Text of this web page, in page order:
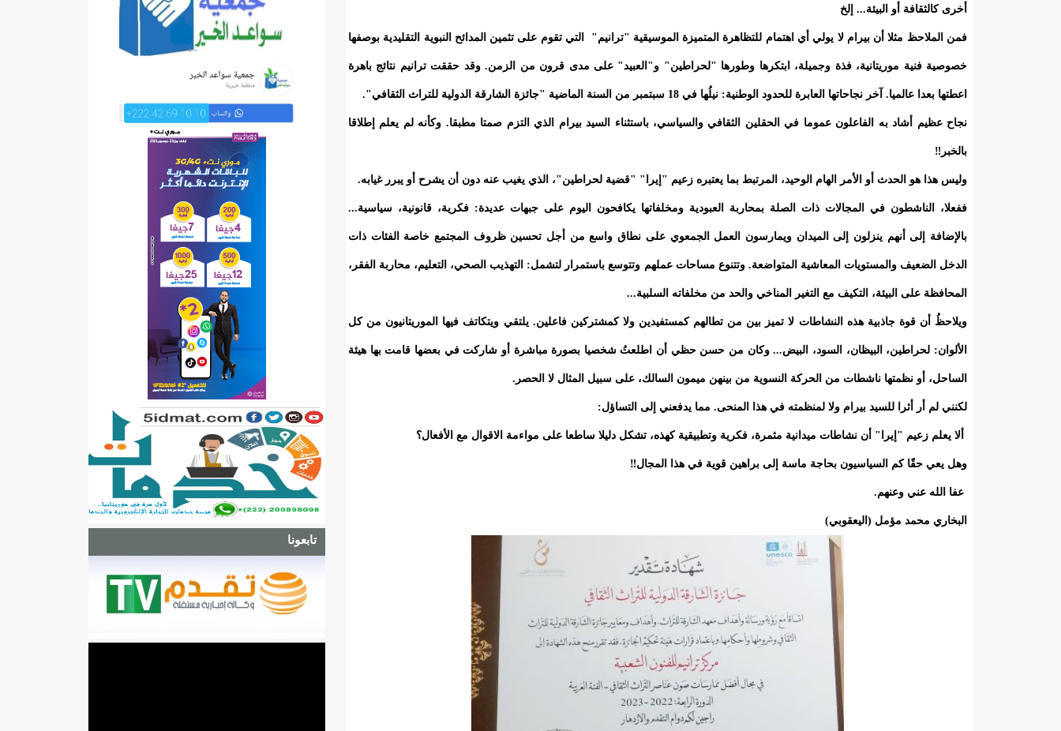
تابعونا
أخرى كالثقافة أو البيئة... إلخ
فمن الملاحظ مثلا أن بيرام لا يولي أي اهتمام للتظاهرة المتميزة الموسيقية "ترانيم" التي تقوم على تثمين المدائح النبوية التقليدية بوصفها
خصوصية فنية موريتانية، فذة وجميلة، ابتكرها وطورها "لحراطين" و"العبيد" على مدى قرون من الزمن. وقد حققت ترانيم نتائج باهرة
اعطتها بعدا عالميا. آخر نجاحاتها العابرة للحدود الوطنية: نيلُها في 18 سبتمبر من السنة الماضية "جائزة الشارقة الدولية للتراث الثقافي".
نجاح عظيم أشاد به الفاعلون عموما في الحقلين الثقافي والسياسي، باستثناء السيد بيرام الذي التزم صمتا مطبقا. وكأنه لم يعلم إطلاقا
بالخبر‼
وليس هذا هو الحدث أو الأمر الهام الوحيد، المرتبط بما يعتبره زعيم "إيرا" "قضية لحراطين"، الذي يغيب عنه دون أن يشرح أو يبرر غيابه.
ففعلا، الناشطون في المجالات ذات الصلة بمحاربة العبودية ومخلفاتها يكافحون اليوم على جبهات عديدة: فكرية، قانونية، سياسية...
بالإضافة إلى أنهم ينزلون إلى الميدان ويمارسون العمل الجمعوي على نطاق واسع من أجل تحسين ظروف المجتمع خاصة الفئات ذات
الدخل الضعيف والمستويات المعاشية المتواضعة. وتتنوع مساحات عملهم وتتوسع باستمرار لتشمل: التهذيب الصحي، التعليم، محاربة الفقر،
المحافظة على البيئة، التكيف مع التغير المناخي والحد من مخلفاته السلبية...
ويلاحظُ أن قوة جاذبية هذه النشاطات لا تميز بين من تطالهم كمستفيدين ولا كمشتركين فاعلين. يلتقي ويتكاتف فيها الموريتانيون من كل
الألوان: لحراطين، البيظان، السود، البيض... وكان من حسن حظي أن اطلعتُ شخصيا بصورة مباشرة أو شاركت في بعضها قامت بها هيئة
الساحل، أو نظمتها ناشطات من الحركة النسوية من بينهن ميمون السالك، على سبيل المثال لا الحصر.
لكنني لم أر أثرا للسيد بيرام ولا لمنظمته في هذا المنحى. مما يدفعني إلى التساؤل:
ألا يعلم زعيم "إيرا" أن نشاطات ميدانية مثمرة، فكرية وتطبيقية كهذه، تشكل دليلا ساطعا على مواءمة الاقوال مع الأفعال؟
وهل يعي حقًا كم السياسيون بحاجة ماسة إلى براهين قوية في هذا المجال‼
عفا الله عني وعنهم.
البخاري محمد مؤمل (اليعقوبي)